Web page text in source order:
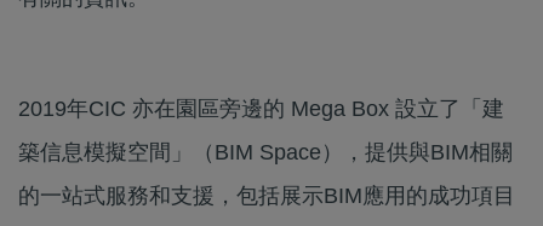
2019年CIC 亦在園區旁邊的 Mega Box 設立了「建
築信息模擬空間」（BIM Space），提供與BIM相關
的一站式服務和支援，包括展示BIM應用的成功項目